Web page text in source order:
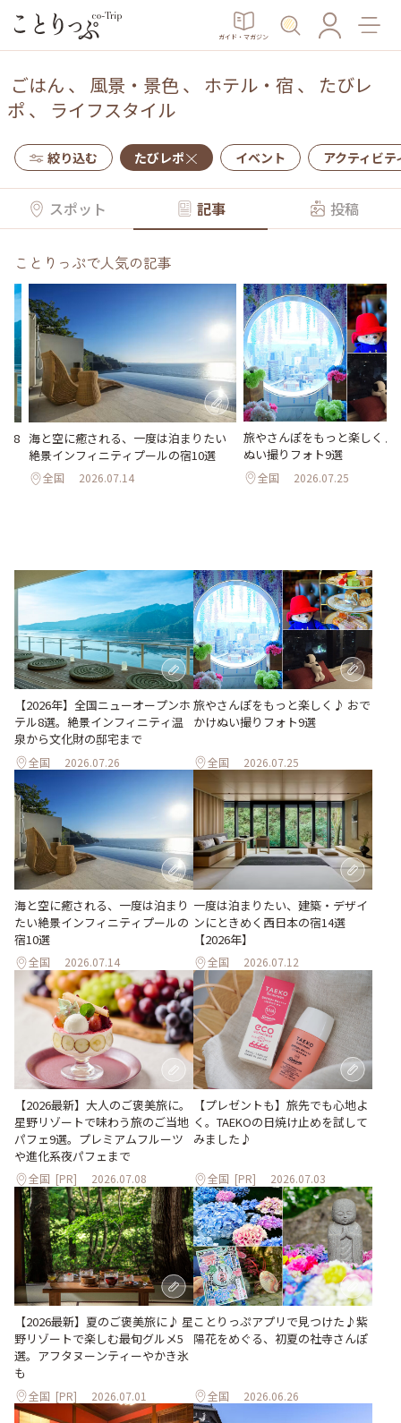
ガイド・マガジン
ごはん 、 風景・景色、 ホテル・宿 、 たびレ
ポ 、 ライフスタイル
絞り込む たびレポ イベント アクティビテ
スポット 記事 投稿
ことりっぷで人気の記事
8 海と空に癒される、一度は泊まりたい
絶景インフィニティプールの宿10選
全国 2026.07.14
旅やさんぽをもっと楽しく♪
ぬい撮りフォト9選
全国 2026.07.25
【2026年】全国ニューオープンホ
テル8選。絶景インフィニティ温
泉から文化財の邸宅まで
全国 2026.07.26
旅やさんぽをもっと楽しく♪ おで
かけぬい撮りフォト9選
全国 2026.07.25
海と空に癒される、一度は泊まり
たい絶景インフィニティプールの
宿10選
全国 2026.07.14
一度は泊まりたい、建築・デザイ
ンにときめく西日本の宿14選
【2026年】
全国 2026.07.12
【2026最新】大人のご褒美旅に。
星野リゾートで味わう旅のご当地
パフェ9選。プレミアムフルーツ
や進化系夜パフェまで
全国 [PR] 2026.07.08
【プレゼントも】旅先でも心地よ
く。TAEKOの日焼け止めを試して
みました♪
全国 [PR] 2026.07.03
【2026最新】夏のご褒美旅に♪ 星
野リゾートで楽しむ最旬グルメ5
選。アフタヌーンティーやかき氷
も
全国 [PR] 2026.07.01
ことりっぷアプリで見つけた♪紫
陽花をめぐる、初夏の社寺さんぽ
全国 2026.06.26